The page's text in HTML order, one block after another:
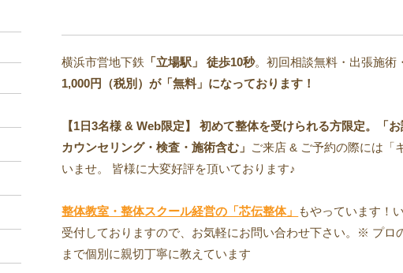
横浜市営地下鉄 「立場駅」 徒歩10秒。初回相談無料・出張施術
1,000円（税別）が「無料」になっております！
【1日3名様 & Web限定】 初めて整体を受けられる方限定。「
カウンセリング・検査・施術含む」 ご来店 & ご予約の際には「
いませ。 皆様に大変好評を頂いております♪
整体教室・整体スクール経営の「芯伝整体」
もやっています！
受付しておりますので、お気軽にお問い合わせ下さい。※ プロ
まで個別に親切丁寧に教えています